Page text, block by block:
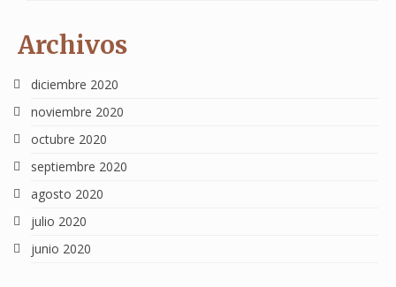
Archivos
diciembre 2020
noviembre 2020
octubre 2020
septiembre 2020
agosto 2020
julio 2020
junio 2020